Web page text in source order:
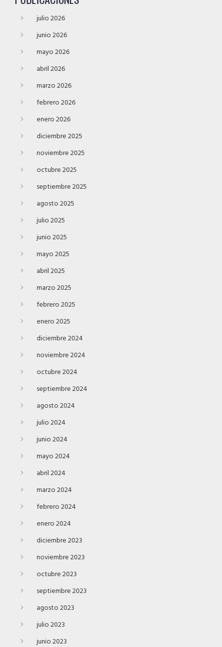
julio 2026
junio 2026
mayo 2026
abril 2026
marzo 2026
febrero 2026
enero 2026
diciembre 2025
noviembre 2025
octubre 2025
septiembre 2025
agosto 2025
julio 2025
junio 2025
mayo 2025
abril 2025
marzo 2025
febrero 2025
enero 2025
diciembre 2024
noviembre 2024
octubre 2024
septiembre 2024
agosto 2024
julio 2024
junio 2024
mayo 2024
abril 2024
marzo 2024
febrero 2024
enero 2024
diciembre 2023
noviembre 2023
octubre 2023
septiembre 2023
agosto 2023
julio 2023
junio 2023